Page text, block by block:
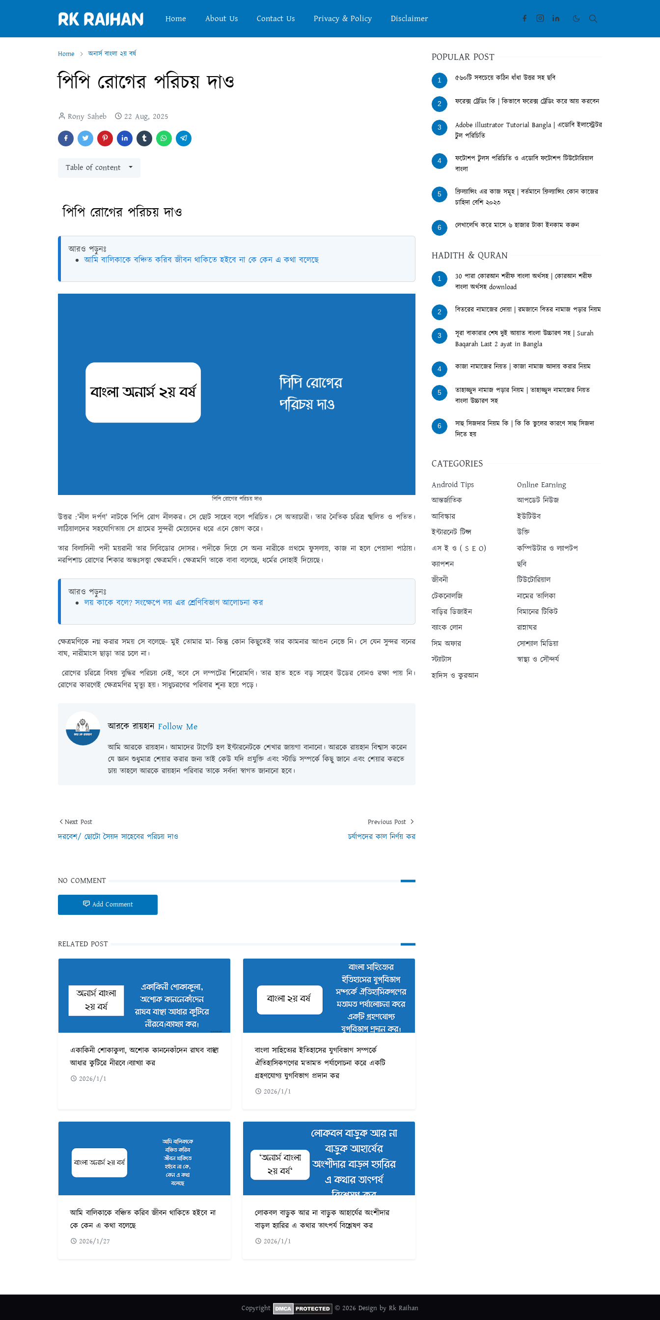
Home About Us Contact Us Privacy & Policy Disclaimer
Home অনার্স বাংলা ২য় বর্ষ
পিপি রোগের পরিচয় দাও
Rony Saheb 22 Aug, 2025
Table of content
পিপি রোগের পরিচয় দাও
আরও পড়ুনঃ
আমি বালিকাকে বঞ্চিত করিব জীবন থাকিতে হইবে না কে কেন এ কথা বলেছে
পিপি রোগের পরিচয় দাও
উত্তর :'নীল দর্পণ' নাটকে পিপি রোগ নীলকর। সে ছোট সাহেব বলে পরিচিত। সে অত্যাচারী। তার নৈতিক চরিত্র স্খলিত ও পতিত।
লাঠিয়ালদের সহযোগিতায় সে গ্রামের সুন্দরী মেয়েদের ধরে এনে ভোগ করে।
তার বিলাসিনী পদী ময়রানী তার লিবিডোর দোসর। পদীকে দিয়ে সে অন্য নারীকে প্রথমে ফুসলায়, কাজ না হলে পেয়াদা পাঠায়।
নরপিশাচ রোগের শিকার অন্তঃসত্ত্বা ক্ষেত্রমণি। ক্ষেত্রমণি তাকে বাবা বলেছে, ধর্মের দোহাই দিয়েছে।
আরও পড়ুনঃ
লয় কাকে বলে? সংক্ষেপে লয় এর শ্রেণিবিভাগ আলোচনা কর
ক্ষেত্রমণিকে নগ্ন করার সময় সে বলেছে- মুই তোমার মা- কিন্তু কোন কিছুতেই তার কামনার আগুন নেভে নি। সে যেন সুন্দর বনের
বাঘ, নারীমাংস ছাড়া তার চলে না।
রোগের চরিত্রে বিষয় বুদ্ধির পরিচয় নেই, তবে সে লম্পটের শিরোমণি। তার হাত হতে বড় সাহেব উডের বোনও রক্ষা পায় নি।
রোগের কারণেই ক্ষেত্রমণির মৃত্যু হয়। সাধুচরণের পরিবার শূন্য হয়ে পড়ে।
আরকে রায়হান Follow Me
আমি আরকে রায়হান। আমাদের টার্গেট হল ইন্টারনেটকে শেখার জায়গা বানানো। আরকে রায়হান বিশ্বাস করেন
যে জ্ঞান শুধুমাত্র শেয়ার করার জন্য তাই কেউ যদি প্রযুক্তি এবং স্টাডি সম্পর্কে কিছু জানে এবং শেয়ার করতে
চায় তাহলে আরকে রায়হান পরিবার তাকে সর্বদা স্বাগত জানানো হবে।
Next Post
দরবেশ/ ছোটো সৈয়দ সাহেবের পরিচয় দাও
Previous Post
চর্যাপদের কাল নির্ণয় কর
NO COMMENT
Add Comment
RELATED POST
একাকিনী শোকাকুলা, অশোক কাননেকাঁদেন রাঘব বাঞ্ছা
আধার কুটিরে নীরবে।ব্যাখ্যা কর
2026/1/1
বাংলা সাহিত্যের ইতিহাসের যুগবিভাগ সম্পর্কে
ঐতিহাসিকগণের মতামত পর্যালোচনা করে একটি
গ্রহণযোগ্য যুগবিভাগ প্রদান কর
2026/1/1
আমি বালিকাকে বঞ্চিত করিব জীবন থাকিতে হইবে না
কে কেন এ কথা বলেছে
2026/1/27
লোকবল বাড়ুক আর না বাড়ুক আহার্যের অংশীদার
বাড়ল হ্যারির এ কথার তাৎপর্য বিশ্লেষণ কর
2026/1/1
POPULAR POST
1 ৫৬০টি সবচেয়ে কঠিন ধাঁধা উত্তর সহ ছবি
2 ফরেক্স ট্রেডিং কি | কিভাবে ফরেক্স ট্রেডিং করে আয় করবেন
3
Adobe illustrator Tutorial Bangla | এডোবি ইলাস্ট্রেটর
টুল পরিচিতি
4
ফটোশপ টুলস পরিচিতি ও এডোবি ফটোশপ টিউটোরিয়াল
বাংলা
5
ফ্রিল্যান্সিং এর কাজ সমূহ | বর্তমানে ফ্রিল্যান্সিং কোন কাজের
চাহিদা বেশি ২০২৩
6 লেখালেখি করে মাসে ৬ হাজার টাকা ইনকাম করুন
HADITH & QURAN
1
30 পারা কোরআন শরীফ বাংলা অর্থসহ | কোরআন শরীফ
বাংলা অর্থসহ download
2 বিতরের নামাজের দোয়া | রমজানে বিতর নামাজ পড়ার নিয়ম
3
সূরা বাকারার শেষ দুই আয়াত বাংলা উচ্চারণ সহ | Surah
Baqarah Last 2 ayat in Bangla
4 কাজা নামাজের নিয়ত | কাজা নামাজ আদায় করার নিয়ম
5
তাহাজ্জুদ নামাজ পড়ার নিয়ম | তাহাজ্জুদ নামাজের নিয়ত
বাংলা উচ্চারণ সহ
6
সাহু সিজদার নিয়ম কি | কি কি ভুলের কারণে সাহু সিজদা
দিতে হয়
CATEGORIES
Android Tips
Online Earning
আন্তর্জাতিক
আপডেট নিউজ
আবিস্কার
ইউটিউব
ইন্টারনেট টিপ্স
উক্তি
এস ই ও ( S E O)
কম্পিউটার ও ল্যাপটপ
ক্যাপশন
ছবি
জীবনী
টিউটোরিয়াল
টেকনোলজি
নামের তালিকা
বাড়ির ডিজাইন
বিমানের টিকিট
ব্যাংক লোন
রান্নাঘর
সিম অফার
সোশ্যাল মিডিয়া
স্ট্যাটাস
স্বাস্থ্য ও সৌন্দর্য
হাদিস ও কুরআন
Copyright © 2026 Design by Rk Raihan